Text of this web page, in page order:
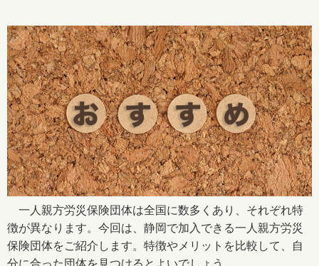
一人親方労災保険団体は全国に数多くあり、それぞれ特
徴が異なります。今回は、静岡で加入できる一人親方労災
保険団体をご紹介します。特徴やメリットを比較して、自